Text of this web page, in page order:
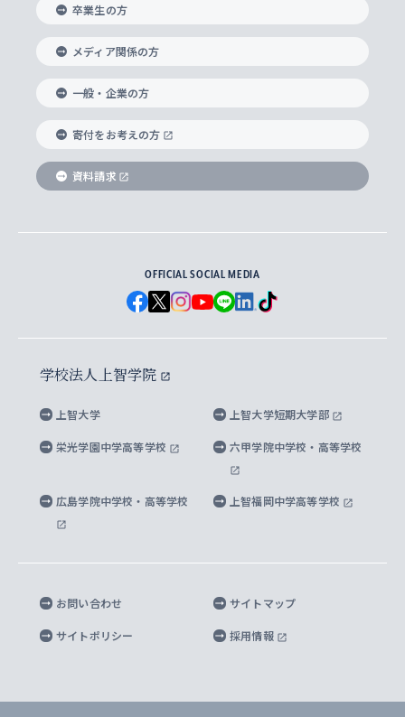
総合グローバル学部
国際教養学部
理工学部
Futures） – 持続可能な未来を考える６学科連携
データサイエンス
海外で学ぶ
神学研究科
実践宗教学研究科
総合人間科学研究科
経済学研究科
グローバル・スタディーズ研究科
助産学専攻科
生涯学習
比較文化研究所
ヨーロッパ研究所
アジア文化研究所
アメリカ・カナダ研究所
メディア・ジャーナリズム研究所
水稀少社会研究センター
先進機械・構造材料イノベーションセンター
マイクロ波サイエンス研究センター
ハラスメント防止の取り組み
障がいのある学生への支援
キャリア形成支援プログラム
就職（内定先）・進路統計
企業の採用ご担当者様へのご案内
住まいのサポート
交換留学生(海外大学から上智大学で学ぶ)
ノンディグリー生
Sophia Short-term Program受講生
学費・奨学金
学部入学前に出願する奨学金
国による高等教育の修学支援新制度
大学院生対象の奨学金
海外留学する際の費用と奨学金
上智大学の沿革
ソフィア・アーカイブズ
上智大学とカトリック
上智大学を訪れた世界の知性
国連Weeks・アフリカWeeks
ダイバーシティ＆サステナビリティへの取り組み
上智大学公式ソーシャルメディア
学校法人上智学院について
数字で見る上智大学
上智大学のネットワーク
父母・保証人とのネットワーク
学外とのネットワーク
上智大学の出版物
上智大学大学案内・大学院案内
英文広報誌 SOPHIA magazine
上智大学のビジュアル・アイデンティティ
上智大学ビジュアル・アイデンティティ
上智大学校歌 ・上智大学学生歌
上智大学への取材・キャンパスでの撮影について
上智大学の公開情報
上智大学の教育研究活動等の情報公表
内部質保証と自己点検・評価
キャンパス案内
四谷キャンパス 施設紹介
キャンパスへのアクセス
海外拠点
教職協働の取り組み
プライバシーポリシー
卒業生の方
メディア関係の方
一般・企業の方
寄付をお考えの方
資料請求
OFFICIAL SOCIAL MEDIA
学校法人上智学院
上智大学 上智大学短期大学部
栄光学園中学高等学校 六甲学院中学校・高等学校
広島学院中学校・高等学校 上智福岡中学高等学校
お問い合わせ サイトマップ
サイトポリシー 採用情報